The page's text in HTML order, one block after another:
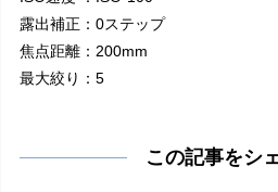
露出補正：0ステップ
焦点距離：200mm
最大絞り：5
この記事をシ